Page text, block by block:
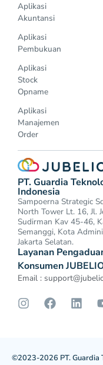
Aplikasi
Akuntansi
Aplikasi
Pembukuan
Aplikasi
Stock
Opname
Aplikasi
Manajemen
Order
PT. Guardia
Indonesia
Sampoerna Strategic
North Tower Lt. 16, Jl.
Sudirman Kav 45-46,
Semanggi, Kota
Jakarta Selatan.
Layanan
Konsumen
Email :
©2023-2026 PT. Guardia